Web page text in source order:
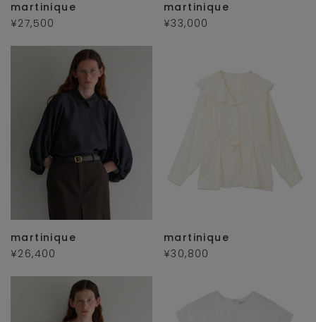
martinique
¥27,500
martinique
¥33,000
martinique
¥26,400
martinique
¥30,800